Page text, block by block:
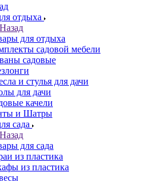
отдыха
Назад
для отдыха
садовой мебели
садовые
и стулья для дачи
для дачи
качели
и Шатры
сада
Назад
для сада
из пластика
из пластика